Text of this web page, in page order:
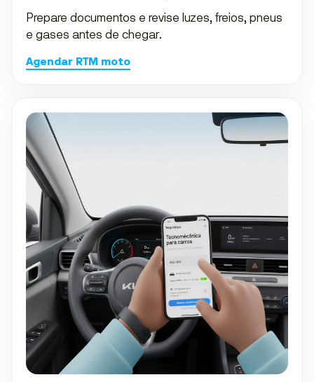
Prepare documentos e revise luzes, freios, pneus
e gases antes de chegar.
Agendar RTM moto